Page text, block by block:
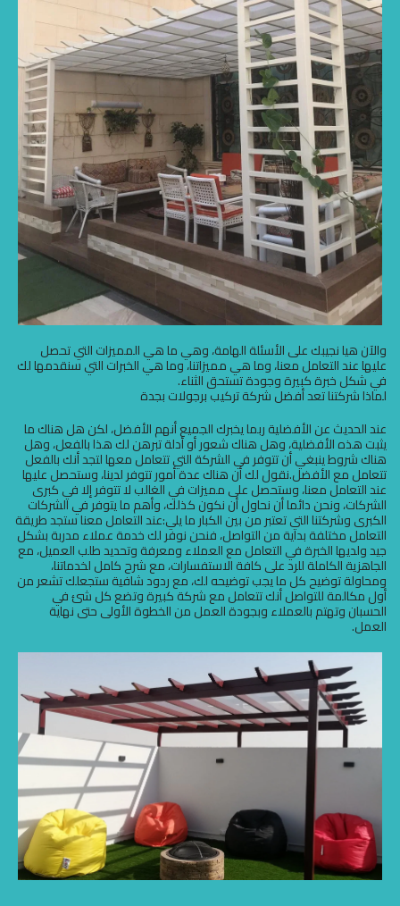
والآن هيا نجيبك على الأسئلة الهامة، وهي ما هي المميزات التي تحصل
عليها عند التعامل معنا، وما هي مميزاتنا، وما هي الخبرات التي سنقدمها لك
في شكل خبرة كبيرة وجودة تستحق الثناء.
لماذا شركتنا تعد أفضل شركة تركيب برجولات بجدة
عند الحديث عن الأفضلية ربما يخبرك الجميع أنهم الأفضل، لكن هل هناك ما
يثبت هذه الأفضلية، وهل هناك شعور أو أدلة تبرهن لك هذا بالفعل، وهل
هناك شروط ينبغي أن تتوفر في الشركة التي تتعامل معها لتجد أنك بالفعل
تتعامل مع الأفضل.نقول لك أن هناك عدة أمور تتوفر لدينا، وستحصل عليها
عند التعامل معنا، وستحصل على مميزات في الغالب لا تتوفر إلا في كبرى
الشركات، ونحن دائما أن نحاول أن نكون كذلك، وأهم ما يتوفر في الشركات
الكبرى وشركتنا التي تعتبر من بين الكبار ما يلي:عند التعامل معنا ستجد طريقة
التعامل مختلفة بداية من التواصل، فنحن نوفر لك خدمة عملاء مدربة بشكل
جيد ولديها الخبرة في التعامل مع العملاء ومعرفة وتحديد طلب العميل، مع
الجاهزية الكاملة للرد على كافة الاستفسارات، مع شرح كامل لخدماتنا،
ومحاولة توضيح كل ما يجب توضيحه لك، مع ردود شافية ستجعلك تشعر من
أول مكالمة للتواصل أنك تتعامل مع شركة كبيرة وتضع كل شئ في
الحسبان وتهتم بالعملاء وبجودة العمل من الخطوة الأولى حتى نهاية
العمل.